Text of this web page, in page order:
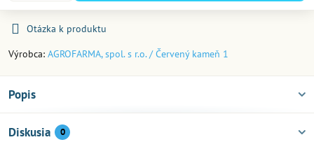
Otázka k produktu
Výrobca: AGROFARMA, spol. s r.o. / Červený kameň 1
Popis
Diskusia 0